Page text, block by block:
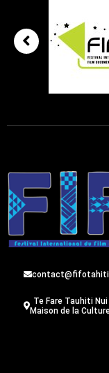
Te Fare Tauhiti Nui
Maison de la Culture